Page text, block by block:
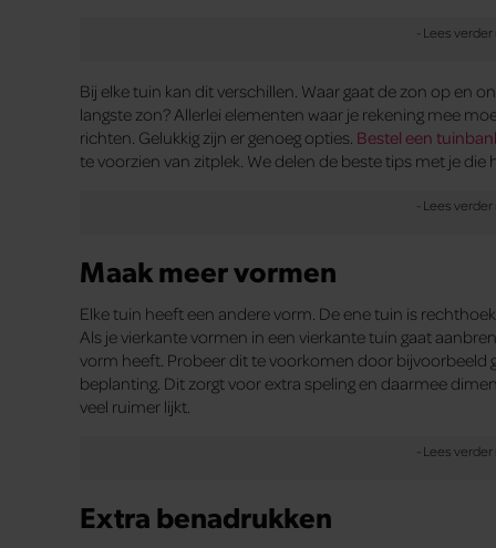
Bij elke tuin kan dit verschillen. Waar gaat de zon op en
langste zon? Allerlei elementen waar je rekening mee
richten. Gelukkig zijn er genoeg opties. Bestel een
te voorzien van zitplek. We delen de beste tips met je die
Maak meer vormen
Elke tuin heeft een andere vorm. De ene tuin is
Als je vierkante vormen in een vierkante tuin gaat
vorm heeft. Probeer dit te voorkomen door bijvoorbeeld
beplanting. Dit zorgt voor extra speling en daarmee
veel ruimer lijkt.
Extra benadrukken